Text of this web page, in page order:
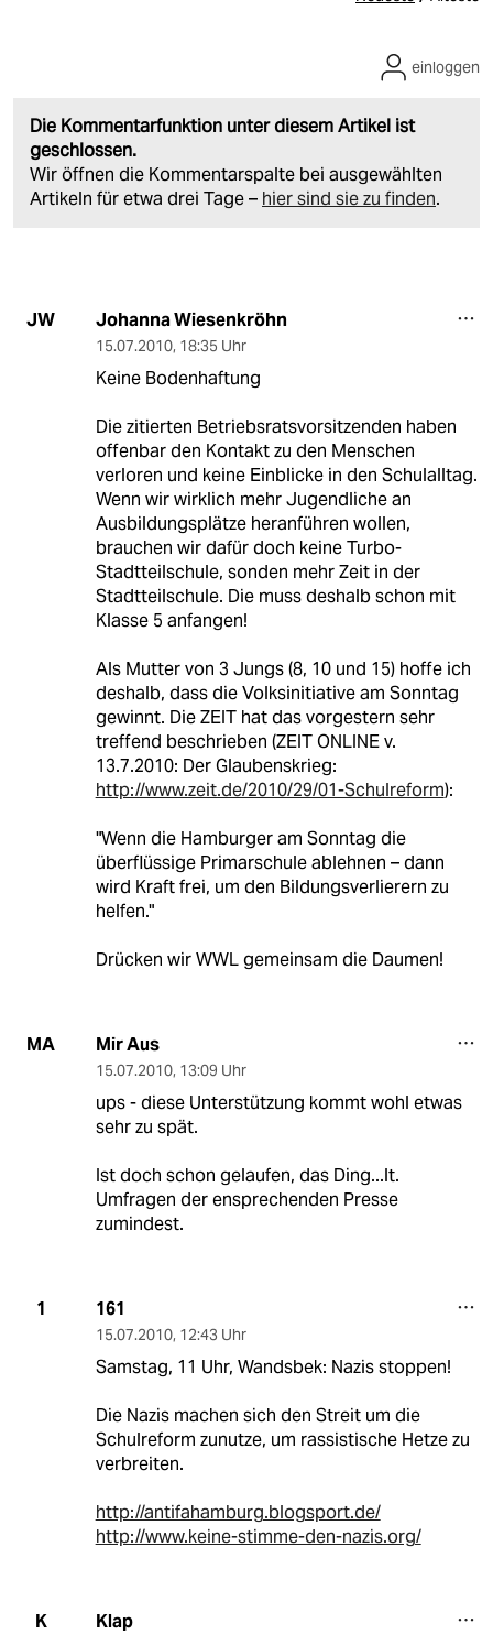
Die Kommentarfunktion unter diesem Artikel ist
geschlossen.
Wir öffnen die Kommentarspalte bei ausgewählten
Artikeln für etwa drei Tage – hier sind sie zu finden.
einloggen
JW Johanna Wiesenkröhn
15.07.2010, 18:35 Uhr
Keine Bodenhaftung
Die zitierten Betriebsratsvorsitzenden haben
offenbar den Kontakt zu den Menschen
verloren und keine Einblicke in den Schulalltag.
Wenn wir wirklich mehr Jugendliche an
Ausbildungsplätze heranführen wollen,
brauchen wir dafür doch keine Turbo-
Stadtteilschule, sonden mehr Zeit in der
Stadtteilschule. Die muss deshalb schon mit
Klasse 5 anfangen!
Als Mutter von 3 Jungs (8, 10 und 15) hoffe ich
deshalb, dass die Volksinitiative am Sonntag
gewinnt. Die ZEIT hat das vorgestern sehr
treffend beschrieben (ZEIT ONLINE v.
13.7.2010: Der Glaubenskrieg:
http://www.zeit.de/2010/29/01-Schulreform):
"Wenn die Hamburger am Sonntag die
überflüssige Primarschule ablehnen – dann
wird Kraft frei, um den Bildungsverlierern zu
helfen."
Drücken wir WWL gemeinsam die Daumen!
MA Mir Aus
15.07.2010, 13:09 Uhr
ups - diese Unterstützung kommt wohl etwas
sehr zu spät.
Ist doch schon gelaufen, das Ding...lt.
Umfragen der ensprechenden Presse
zumindest.
1 161
15.07.2010, 12:43 Uhr
Samstag, 11 Uhr, Wandsbek: Nazis stoppen!
Die Nazis machen sich den Streit um die
Schulreform zunutze, um rassistische Hetze zu
verbreiten.
http://antifahamburg.blogsport.de/
http://www.keine-stimme-den-nazis.org/
K Klap